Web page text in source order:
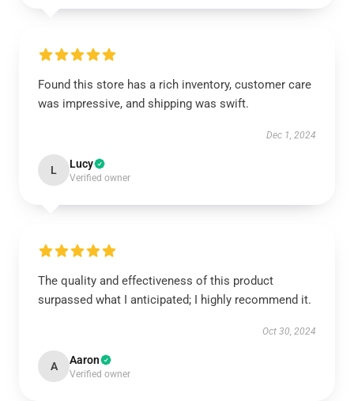
Found this store has a rich inventory, customer care
was impressive, and shipping was swift.
Dec 1, 2024
L Lucy
Verified owner
The quality and effectiveness of this product
surpassed what I anticipated; I highly recommend it.
Oct 30, 2024
A Aaron
Verified owner